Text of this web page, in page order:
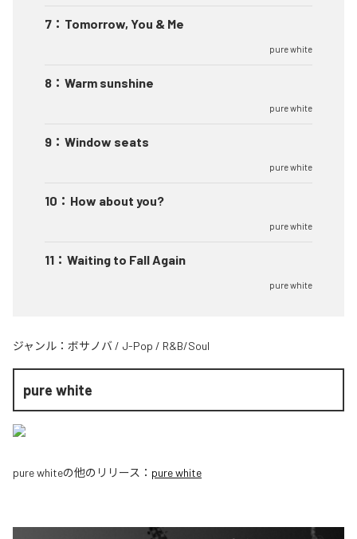
7 ： Tomorrow, You & Me
pure white
8 ： Warm sunshine
pure white
9 ： Window seats
pure white
10 ： How about you?
pure white
11 ： Waiting to Fall Again
pure white
ジャンル： ボサノバ / J-Pop / R&B/Soul
pure white
pure whiteの他のリリース： pure white